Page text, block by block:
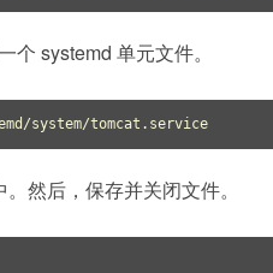
个 systemd 单元文件。
然后，保存并关闭文件。